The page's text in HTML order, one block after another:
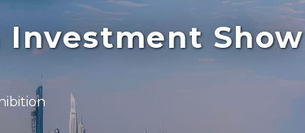
Investment Show